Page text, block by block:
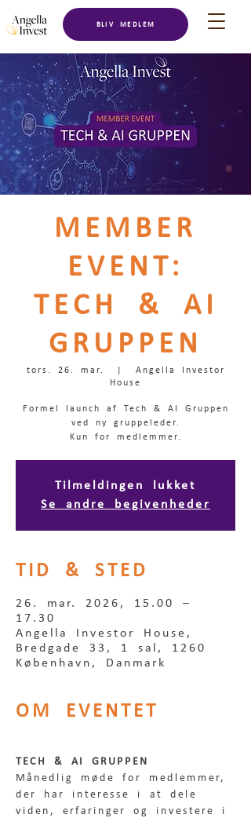
BLIV MEDLEM
MEMBER
EVENT:
TECH & AI
GRUPPEN
tors. 26. mar.
Angella Investor
House
Formel launch af Tech & AI Gruppen
ved ny gruppeleder.
Kun for medlemmer.
Tilmeldingen lukket
Se andre begivenheder
TID & STED
26. mar. 2026, 15.00 –
17.30
Angella Investor House,
Bredgade 33, 1 sal, 1260
København, Danmark
OM EVENTET
TECH & AI GRUPPEN
Månedlig møde for medlemmer,
der har interesse i at dele
viden, erfaringer og investere i